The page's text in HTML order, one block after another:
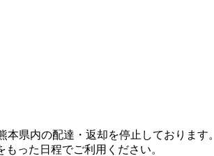
県内の配達・返却を停止しております。
った日程でご利用ください。